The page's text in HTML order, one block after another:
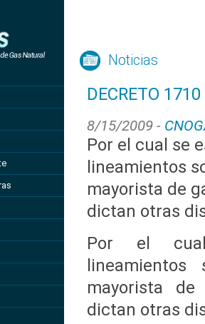
Noticias
DECRETO
8/15/2009 -
Por el cual se
lineamientos
mayorista de
dictan otras
Por el
mayorista
dictan otras